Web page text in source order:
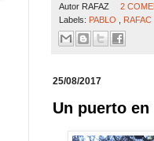
Autor RAFAZ
2
Labels: PABLO RAFAC
25/08/2017
Un puerto